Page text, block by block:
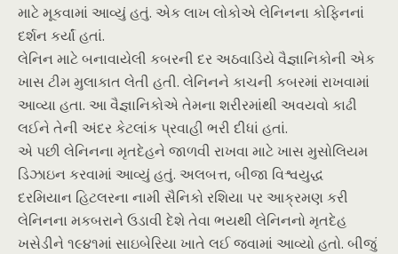
માટે મૂકવામાં આવ્યું હતું. એક લાખ લોકોએ લેનિનના કોફિનનાં
દર્શન કર્યાં હતાં.
લેનિન માટે બનાવાયેલી કબરની દર અઠવાડિયે વૈજ્ઞાનિકોની એક
ખાસ ટીમ મુલાકાત લેતી હતી. લેનિનને કાચની કબરમાં રાખવામાં
આવ્યા હતા. આ વૈજ્ઞાનિકોએ તેમના શરીરમાંથી અવયવો કાઢી
લઈને તેની અંદર કેટલાંક પ્રવાહી ભરી દીધાં હતાં.
એ પછી લેનિનના મૃતદેહને જાળવી રાખવા માટે ખાસ મુસોલિયમ
ડિઝાઇન કરવામાં આવ્યું હતું. અલબત્ત, બીજા વિશ્વયુદ્ધ
દરમિયાન હિટલરના નામી સૈનિકો રશિયા પર આક્રમણ કરી
લેનિનના મકબરાને ઉડાવી દેશે તેવા ભયથી લેનિનનો મૃતદેહ
ખસેડીને ૧૯૪૧માં સાઇબેરિયા ખાતે લઈ જવામાં આવ્યો હતો. બીજું